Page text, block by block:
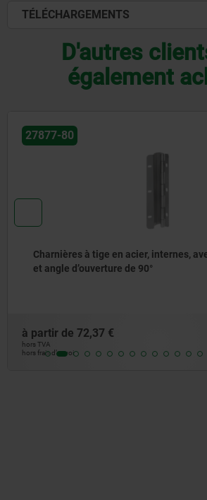
TÉLÉCHARGEMENTS
D'autres
également
27877-81
Charnières à tige en acier,
et angle d’ouverture de 120°
à partir de83,02 €
hors frais d’envoi